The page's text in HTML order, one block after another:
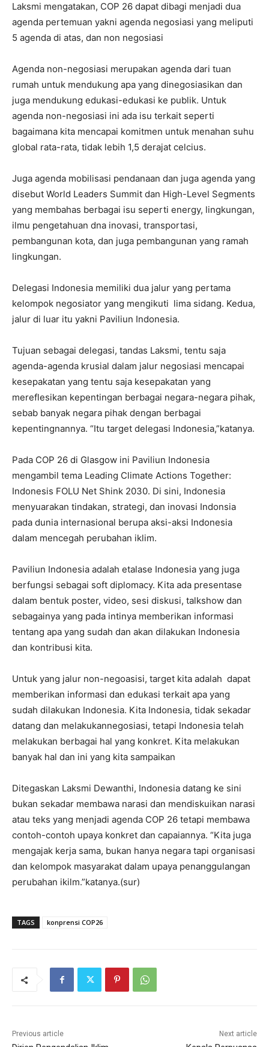
Laksmi mengatakan, COP 26 dapat dibagi menjadi dua
agenda pertemuan yakni agenda negosiasi yang meliputi
5 agenda di atas, dan non negosiasi
Agenda non-negosiasi merupakan agenda dari tuan
rumah untuk mendukung apa yang dinegosiasikan dan
juga mendukung edukasi-edukasi ke publik. Untuk
agenda non-negosiasi ini ada isu terkait seperti
bagaimana kita mencapai komitmen untuk menahan suhu
global rata-rata, tidak lebih 1,5 derajat celcius.
Juga agenda mobilisasi pendanaan dan juga agenda yang
disebut World Leaders Summit dan High-Level Segments
yang membahas berbagai isu seperti energy, lingkungan,
ilmu pengetahuan dna inovasi, transportasi,
pembangunan kota, dan juga pembangunan yang ramah
lingkungan.
Delegasi Indonesia memiliki dua jalur yang pertama
kelompok negosiator yang mengikuti lima sidang. Kedua,
jalur di luar itu yakni Paviliun Indonesia.
Tujuan sebagai delegasi, tandas Laksmi, tentu saja
agenda-agenda krusial dalam jalur negosiasi mencapai
kesepakatan yang tentu saja kesepakatan yang
mereflesikan kepentingan berbagai negara-negara pihak,
sebab banyak negara pihak dengan berbagai
kepentingnannya. “Itu target delegasi Indonesia,”katanya.
Pada COP 26 di Glasgow ini Paviliun Indonesia
mengambil tema Leading Climate Actions Together:
Indonesis FOLU Net Shink 2030. Di sini, Indonesia
menyuarakan tindakan, strategi, dan inovasi Indonsia
pada dunia internasional berupa aksi-aksi Indonesia
dalam mencegah perubahan iklim.
Paviliun Indonesia adalah etalase Indonesia yang juga
berfungsi sebagai soft diplomacy. Kita ada presentase
dalam bentuk poster, video, sesi diskusi, talkshow dan
sebagainya yang pada intinya memberikan informasi
tentang apa yang sudah dan akan dilakukan Indonesia
dan kontribusi kita.
Untuk yang jalur non-negoasisi, target kita adalah dapat
memberikan informasi dan edukasi terkait apa yang
sudah dilakukan Indonesia. Kita Indonesia, tidak sekadar
datang dan melakukannegosiasi, tetapi Indonesia telah
melakukan berbagai hal yang konkret. Kita melakukan
banyak hal dan ini yang kita sampaikan
Ditegaskan Laksmi Dewanthi, Indonesia datang ke sini
bukan sekadar membawa narasi dan mendiskuikan narasi
atau teks yang menjadi agenda COP 26 tetapi membawa
contoh-contoh upaya konkret dan capaiannya. “Kita juga
mengajak kerja sama, bukan hanya negara tapi organisasi
dan kelompok masyarakat dalam upaya penanggulangan
perubahan ikilm.”katanya.(sur)
TAGS konprensi COP26
Previous article Next article